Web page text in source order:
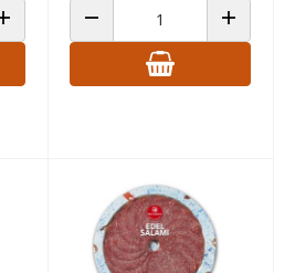
ANZAHL ERHÖHENANZAHL VERRINGERN ANZAHL